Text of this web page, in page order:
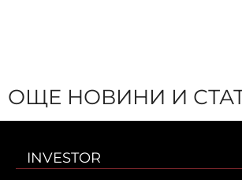
ОЩЕ НОВИНИ И
INVESTOR